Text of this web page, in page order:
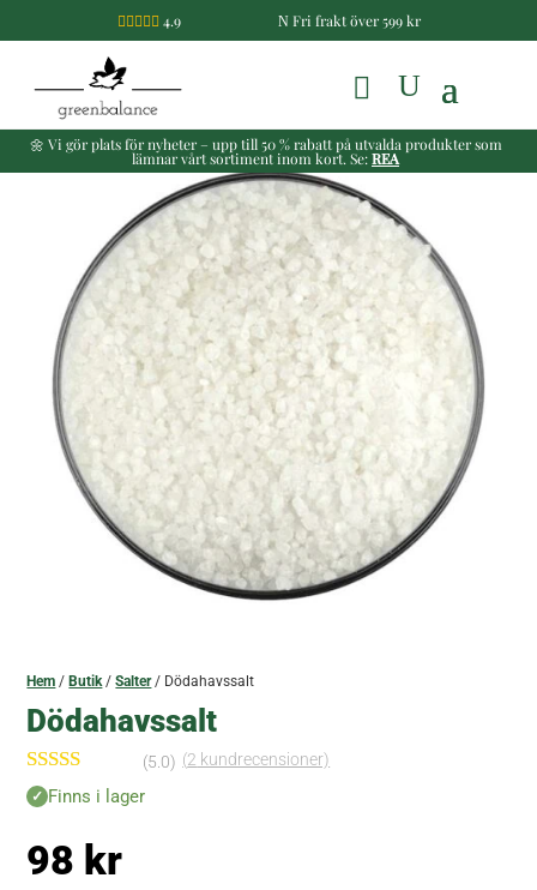
 4.9 NFri frakt över 599 kr
🌼 Vi gör plats för nyheter – upp till 50 % rabatt på utvalda produkter som
lämnar vårt sortiment inom kort. Se:REA
Hem / Butik/Salter/ Dödahavssalt
Dödahavssalt
Betygsatt
5.00av 5
kundrecensi
oner
(5.0) (2 kundrecensioner)
Finns i lager
98 kr